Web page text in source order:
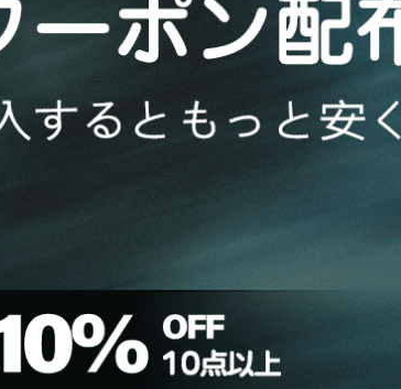
¥16,020 円以上
さらにお得に
プライバシーポリシー を読み、同意しました。
今は登録しません。